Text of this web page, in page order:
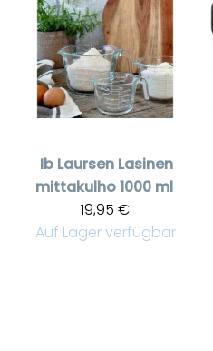
Ib Laursen Lasinen
mittakulho 1000 ml
19,95 €
Auf Lager verfügbar
Artikel